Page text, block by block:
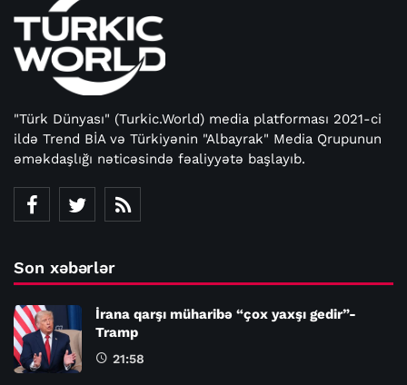
"Türk Dünyası" (Turkic.World) media platforması 2021-ci
ildə Trend BİA və Türkiyənin "Albayrak" Media Qrupunun
əməkdaşlığı nəticəsində fəaliyyətə başlayıb.
Son xəbərlər
İrana qarşı müharibə “çox yaxşı gedir”-
Tramp
21:58